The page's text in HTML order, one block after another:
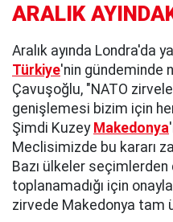
ARALIK
Aralık ayında Londra'da
Türkiye'nin gündeminde
Çavuşoğlu, "NATO
genişlemesi bizim için
Şimdi Kuzey Makedonya
Meclisimizde bu kararı
Bazı ülkeler seçimlerden
toplanamadığı için
zirvede Makedonya tam